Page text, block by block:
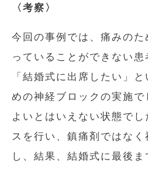
〈考察〉
今回の事例では、痛みの
っていることができない患
「結婚式に出席したい」
めの神経ブロックの実施
よいとはいえない状態で
スを行い、鎮痛剤ではな
し、結果、結婚式に最後